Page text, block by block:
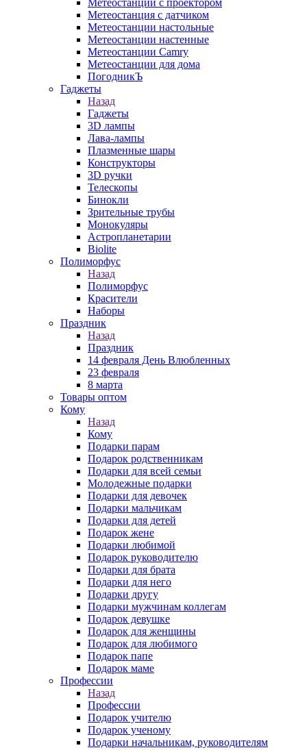
Метеостанции с проектором
Метеостанция с датчиком
Метеостанции настольные
Метеостанции настенные
Метеостанции Camry
Метеостанции для дома
ПогодникЪ
Гаджеты
Назад
Гаджеты
3D лампы
Лава-лампы
Плазменные шары
Конструкторы
3D ручки
Телескопы
Бинокли
Зрительные трубы
Монокуляры
Астропланетарии
Biolite
Полиморфус
Назад
Полиморфус
Красители
Наборы
Праздник
Назад
Праздник
14 февраля День Влюбленных
23 февраля
8 марта
Товары оптом
Кому
Назад
Кому
Подарки парам
Подарок родственникам
Подарки для всей семьи
Молодежные подарки
Подарки для девочек
Подарки мальчикам
Подарки для детей
Подарок жене
Подарки любимой
Подарок руководителю
Подарки для брата
Подарки для него
Подарки другу
Подарки мужчинам коллегам
Подарок девушке
Подарок для женщины
Подарок для любимого
Подарок папе
Подарок маме
Профессии
Назад
Профессии
Подарок учителю
Подарок ученому
Подарки начальникам, руководителям